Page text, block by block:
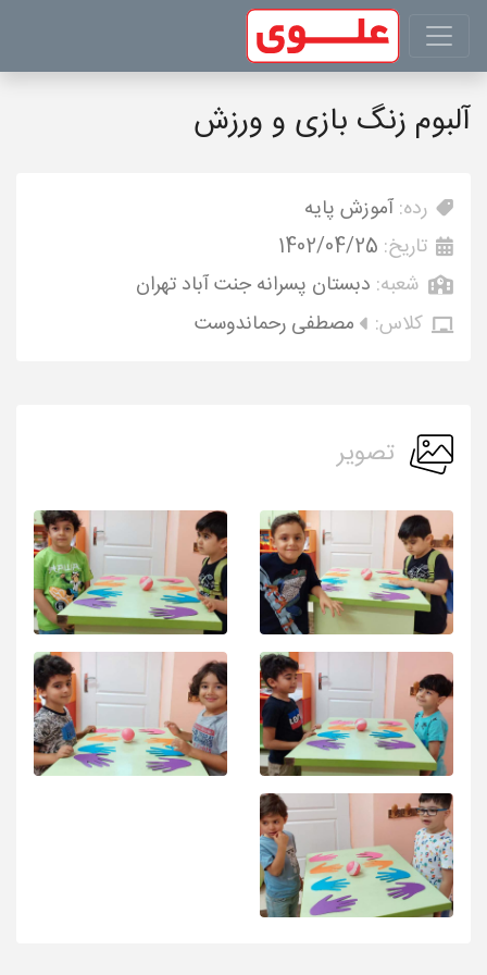
آلبوم زنگ بازی و ورزش
رده: آموزش پایه
تاریخ: 1402/04/25
شعبه: دبستان پسرانه جنت آباد تهران
کلاس:
مصطفی رحماندوست
تصویر